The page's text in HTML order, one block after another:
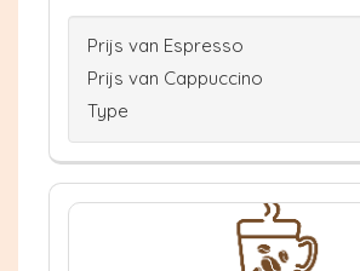
Prijs van Espresso
Prijs van Cappuccino
Type